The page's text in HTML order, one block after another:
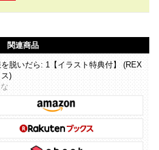
関連商品
脱いだら: 1【イラスト特典付】 (REX
)